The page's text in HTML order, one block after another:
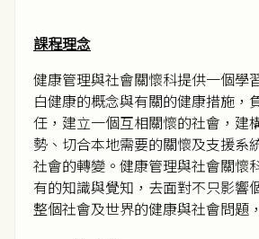
課程理念
健康管理與社會關懷科提供一個學
白健康的概念與有關的健康措施，
任，建立一個互相關懷的社會，建
勢、切合本地需要的關懷及支援系
社會的轉變。健康管理與社會關懷
有的知識與覺知，去面對不只影響
整個社會及世界的健康與社會問題